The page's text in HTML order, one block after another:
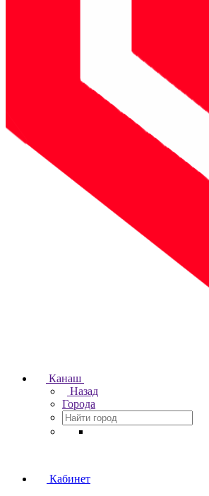
Канаш
Назад
Города
Кабинет